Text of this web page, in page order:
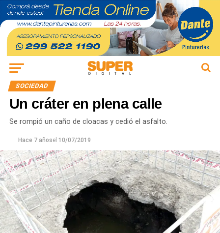
SOCIEDAD
Un cráter en plena calle
Se rompió un caño de cloacas y cedió el asfalto.
Hace 7 añosel 10/07/2019